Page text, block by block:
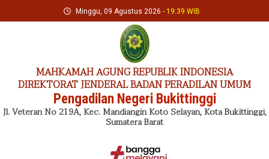
to
Minggu, 09 Agustus 2026 - 19:39 WIB
MAHKAMAH AGUNG REPUBLIK INDONESIA
DIREKTORAT JENDERAL BADAN PERADILAN UMUM
Pengadilan Negeri Bukittinggi
Jl. Veteran No 219A, Kec. Mandiangin Koto Selayan, Kota Bukittinggi,
Sumatera Barat